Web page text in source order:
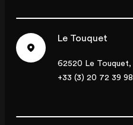
Le Touquet
62520 Le Touquet,
+33 (3) 20 72 39 98